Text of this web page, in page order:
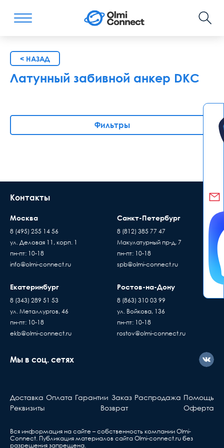
< НАЗАД
Латунный забивной анкер DKC
Фильтры
Контакты
Москва
8 (495) 255 14 56
ул. Деловая 11, корп. 1
пн-пт: 10-18
info@olmi-connect.ru
Санкт-Петербург
8 (812) 385 77 47
Макулатурный пр-д, 7
пн-пт: 10-18
spb@olmi-connect.ru
Екатеринбург
8 (343) 289 51 53
ул. Металлургов, 46
пн-пт: 10-18
ekb@olmi-connect.ru
Ростов-на-Дону
8 (863) 310 03 99
ул. Войкова, 136
пн-пт: 10-18
rostov@olmi-connect.ru
Мы в соц. сетях
Доставка Оплата Гарантии Заказ Распродажа Помощь
Реквизиты
Возврат Оферта
Вся информация на сайте – собственность компании Olmi-
Сonnect. Публикация материалов сайта Olmi-connect.ru без
разрешения запрещена.